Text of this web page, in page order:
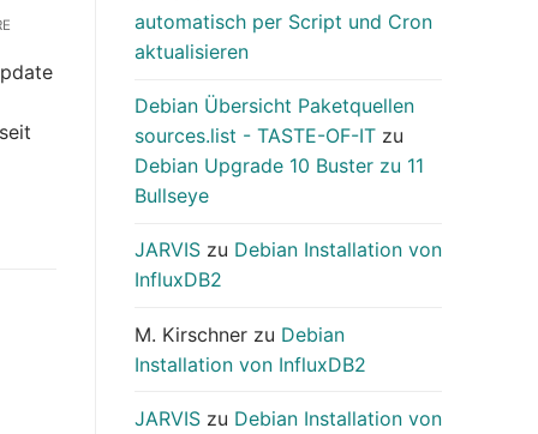
automatisch per Script und Cron
aktualisieren
Debian Übersicht Paketquellen
sources.list - TASTE-OF-IT zu
Debian Upgrade 10 Buster zu 11
Bullseye
JARVIS zu Debian Installation von
InfluxDB2
M. Kirschner zu Debian
Installation von InfluxDB2
JARVIS zu Debian Installation von